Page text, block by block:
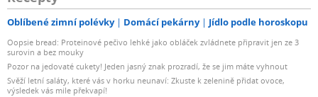
Oblíbené zimní polévky Domácí pekárny Jídlo podle horoskopu
Oopsie bread: Proteinové pečivo lehké jako obláček zvládnete připravit jen ze 3
surovin a bez mouky
Pozor na jedovaté cukety! Jeden jasný znak prozradí, že se jim máte vyhnout
Svěží letní saláty, které vás v horku neunaví: Zkuste k zelenině přidat ovoce,
výsledek vás mile překvapí!